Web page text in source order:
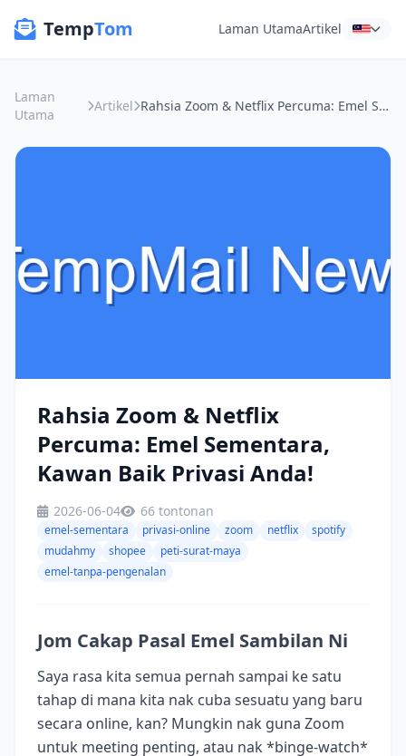
TempTom Laman UtamaArtikel
Laman
Utama
Artikel Rahsia Zoom & Netflix Percuma: Emel Sementara, Kawan Baik Privasi Anda!
Rahsia Zoom & Netflix
Percuma: Emel Sementara,
Kawan Baik Privasi Anda!
2026-06-04 66 tontonan
emel-sementara privasi-online zoom netflix
spotify
mudahmy
shopee
peti-surat-maya
emel-tanpa-pengenalan
Jom Cakap Pasal Emel Sambilan Ni
Saya rasa kita semua pernah sampai ke satu
tahap di mana kita nak cuba sesuatu yang baru
secara online, kan? Mungkin nak guna Zoom
untuk meeting penting, atau nak *binge-watch*